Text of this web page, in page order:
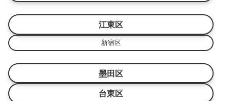
江東区
新宿区
墨田区
台東区